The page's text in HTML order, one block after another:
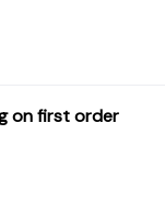
on first order